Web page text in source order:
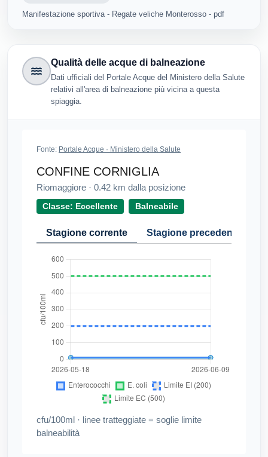
Manifestazione sportiva - Regate veliche Monterosso - pdf
Qualità delle acque di balneazione
Dati ufficiali del Portale Acque del Ministero della Salute
relativi all'area di balneazione più vicina a questa
spiaggia.
Fonte: Portale Acque · Ministero della Salute
CONFINE CORNIGLIA
Riomaggiore · 0.42 km dalla posizione
Classe: Eccellente Balneabile
Stagione corrente Stagione precedente
cfu/100ml · linee tratteggiate = soglie limite
balneabilità